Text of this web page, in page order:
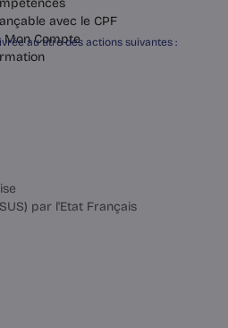
au titre des actions suivantes :
par l'Etat Français